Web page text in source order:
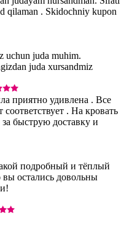
qilaman . Skidochniy kupon
uchun juda muhim.
juda xursandmiz
приятно удивлена . Все
. На кровать
быструю доставку и
подробный и тёплый
остались довольны